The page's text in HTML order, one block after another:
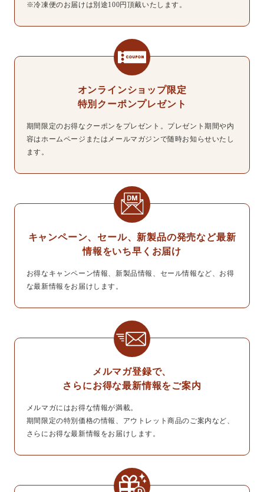
※冷凍便のお届けは別途100円頂戴いたします。
オンラインショップ限定
特別クーポンプレゼント
期間限定のお得なクーポンをプレゼント。プレゼント期間や内
容はホームページまたはメールマガジンで随時お知らせいたし
ます。
キャンペーン、セール、新製品の発売など最新
情報をいち早くお届け
お得なキャンペーン情報、新製品情報、セール情報など、お得
な最新情報をお届けします。
メルマガ登録で、
さらにお得な最新情報をご案内
メルマガにはお得な情報が満載。
期間限定の特別価格の情報、アウトレット商品のご案内など、
さらにお得な最新情報をお届けします。